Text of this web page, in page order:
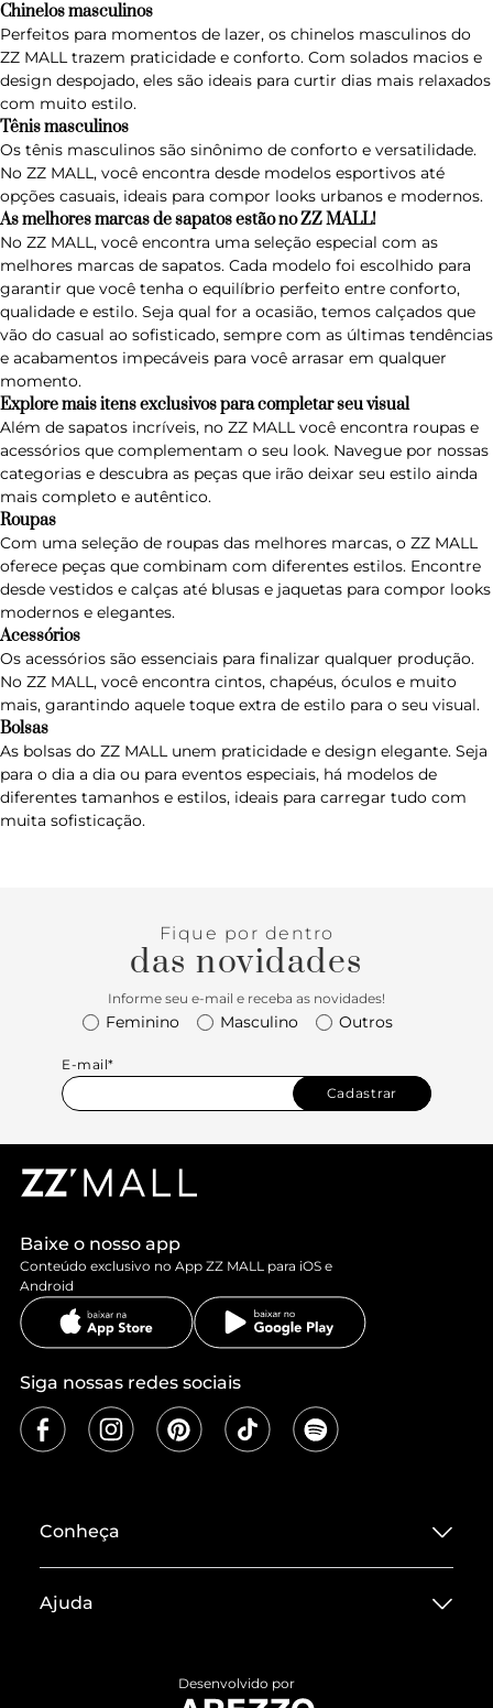
Chinelos masculinos
Perfeitos para momentos de lazer, os chinelos masculinos do
ZZ MALL trazem praticidade e conforto. Com solados macios e
design despojado, eles são ideais para curtir dias mais relaxados
com muito estilo.
Tênis masculinos
Os tênis masculinos são sinônimo de conforto e versatilidade.
No ZZ MALL, você encontra desde modelos esportivos até
opções casuais, ideais para compor looks urbanos e modernos.
As melhores marcas de sapatos estão no ZZ MALL!
No ZZ MALL, você encontra uma seleção especial com as
melhores marcas de sapatos. Cada modelo foi escolhido para
garantir que você tenha o equilíbrio perfeito entre conforto,
qualidade e estilo. Seja qual for a ocasião, temos calçados que
vão do casual ao sofisticado, sempre com as últimas tendências
e acabamentos impecáveis para você arrasar em qualquer
momento.
Explore mais itens exclusivos para completar seu visual
Além de sapatos incríveis, no ZZ MALL você encontra roupas e
acessórios que complementam o seu look. Navegue por nossas
categorias e descubra as peças que irão deixar seu estilo ainda
mais completo e autêntico.
Roupas
Com uma seleção de roupas das melhores marcas, o ZZ MALL
oferece peças que combinam com diferentes estilos. Encontre
desde vestidos e calças até blusas e jaquetas para compor looks
modernos e elegantes.
Acessórios
Os acessórios são essenciais para finalizar qualquer produção.
No ZZ MALL, você encontra cintos, chapéus, óculos e muito
mais, garantindo aquele toque extra de estilo para o seu visual.
Bolsas
As bolsas do ZZ MALL unem praticidade e design elegante. Seja
para o dia a dia ou para eventos especiais, há modelos de
diferentes tamanhos e estilos, ideais para carregar tudo com
muita sofisticação.
Fique por dentro
das novidades
Informe seu e-mail e receba as novidades!
Feminino Masculino Outros
E-mail*
Cadastrar
Baixe o nosso app
Conteúdo exclusivo no App ZZ MALL para iOS e
Android
Siga nossas redes sociais
Conheça
Termos de Uso
Ajuda
Desenvolvido por